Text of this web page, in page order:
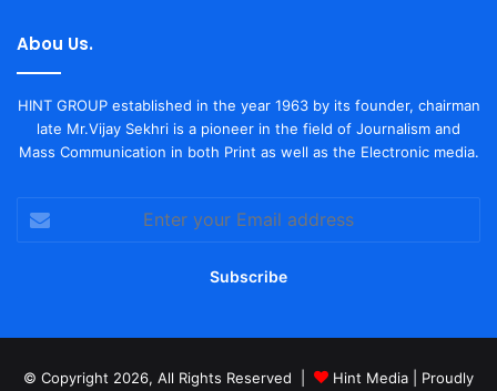
Abou Us.
HINT GROUP established in the year 1963 by its founder, chairman
late Mr.Vijay Sekhri is a pioneer in the field of Journalism and
Mass Communication in both Print as well as the Electronic media.
your
© Copyright 2026, All Rights Reserved | Hint Media | Proudly